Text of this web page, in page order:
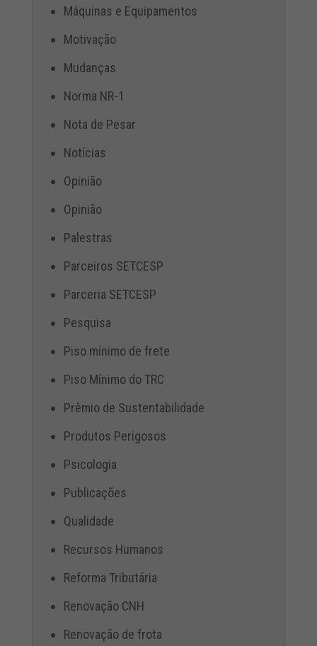
Máquinas e Equipamentos
Motivação
Mudanças
Norma NR-1
Nota de Pesar
Notícias
Opinião
Opinião
Palestras
Parceiros SETCESP
Parceria SETCESP
Pesquisa
Piso mínimo de frete
Piso Mínimo do TRC
Prêmio de Sustentabilidade
Produtos Perigosos
Psicologia
Publicações
Qualidade
Recursos Humanos
Reforma Tributária
Renovação CNH
Renovação de frota